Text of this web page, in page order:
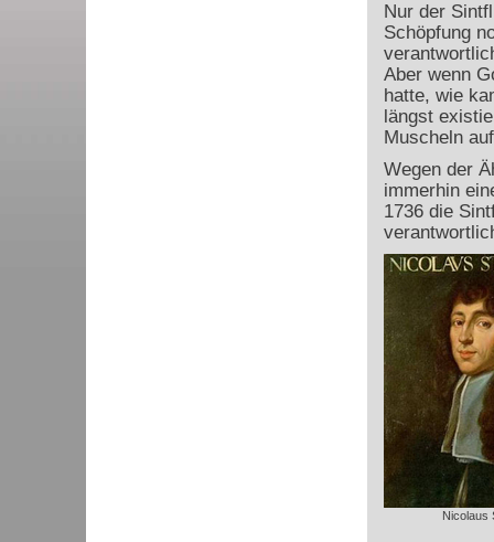
Nur der
Schöpfung
Aber wenn
hatte, wie
längst
Muscheln
Wegen der
immerhin
1736 die
Nicolaus